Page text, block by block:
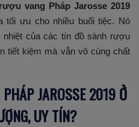
rượu vang Pháp Jarosse 2019
tối ưu cho nhiều buổi tiệc. Nó
của các tín đồ sành rượu
tiết kiệm mà vẫn vô cùng chất
JAROSSE 2019 Ở
UY TÍN?